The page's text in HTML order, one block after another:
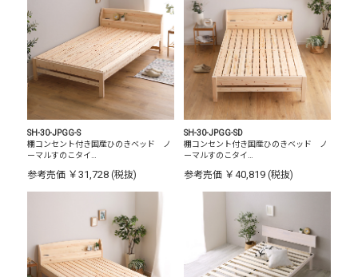
SH-30-JPGG-S
棚コンセント付き国産ひのきベッド ノ
ーマルすのこタイ…
参考売価 ￥31,728 (税抜)
SH-30-JPGG-SD
棚コンセント付き国産ひのきベッド ノ
ーマルすのこタイ…
参考売価 ￥40,819 (税抜)